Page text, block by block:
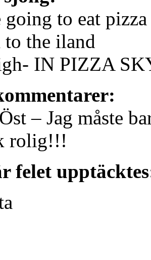
going to eat pizza
to the iland
IN PIZZA
– Jag måste
rolig!!!
felet